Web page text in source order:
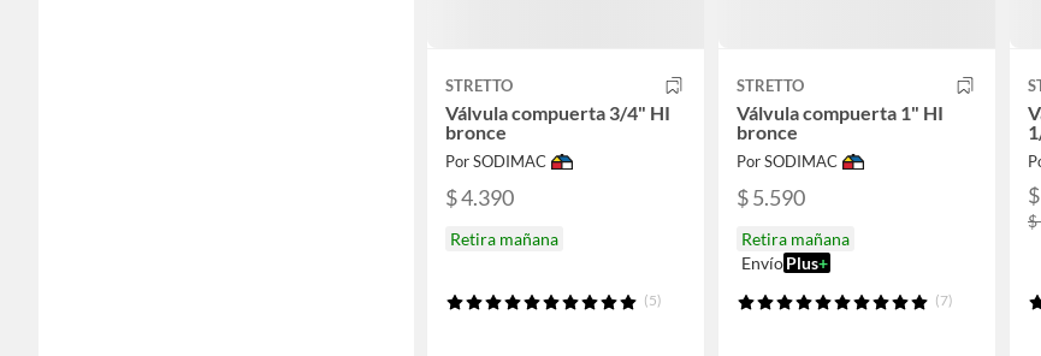
STRETTO
Válvula compuerta 3/4" HI
bronce
Por SODIMAC
$ 4.390
Retira mañana
(5)
STRETTO
Válvula compuerta 1" HI
bronce
Por SODIMAC
$ 5.590
Retira mañana
EnvíoPlus+
(7)
$